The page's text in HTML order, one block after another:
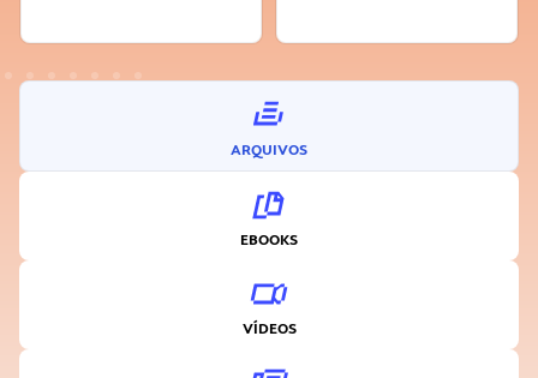
ARQUIVOS
EBOOKS
VÍDEOS